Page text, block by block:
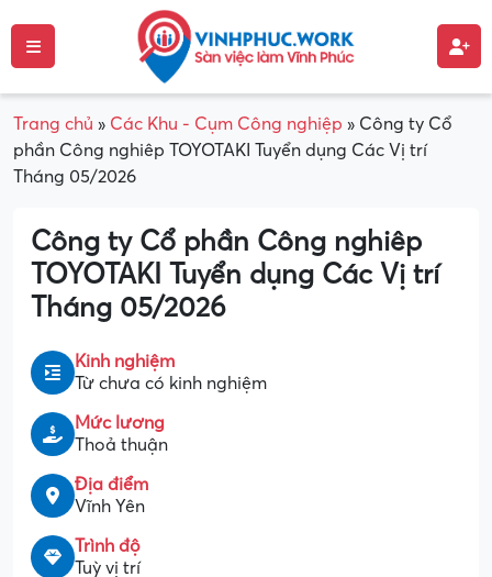
Trang chủ » Các Khu - Cụm Công nghiệp » Công ty Cổ
phần Công nghiêp TOYOTAKI Tuyển dụng Các Vị trí
Tháng 05/2026
Công ty Cổ phần Công nghiêp
TOYOTAKI Tuyển dụng Các Vị trí
Tháng 05/2026
Kinh nghiệm
Từ chưa có kinh nghiệm
Mức lương
Thoả thuận
Địa điểm
Vĩnh Yên
Trình độ
Tuỳ vị trí